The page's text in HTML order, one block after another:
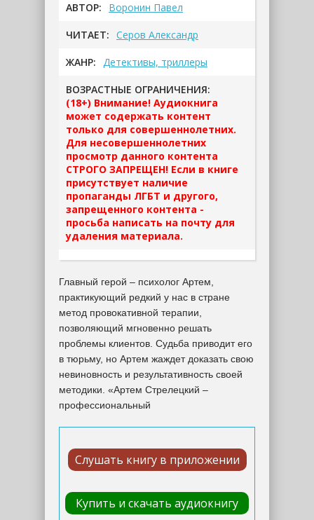
АВТОР: Воронин Павел
ЧИТАЕТ: Серов Александр
ЖАНР: Детективы, триллеры
ВОЗРАСТНЫЕ ОГРАНИЧЕНИЯ:
(18+) Внимание! Аудиокнига
может содержать контент
только для совершеннолетних.
Для несовершеннолетних
просмотр данного контента
СТРОГО ЗАПРЕЩЕН! Если в книге
присутствует наличие
пропаганды ЛГБТ и другого,
запрещенного контента -
просьба написать на почту для
удаления материала.
Главный герой – психолог Артем,
практикующий редкий у нас в стране
метод провокативной терапии,
позволяющий мгновенно решать
проблемы клиентов. Судьба приводит его
в тюрьму, но Артем жаждет доказать свою
невиновность и результативность своей
методики. «Артем Стрелецкий –
профессиональный
Слушать книгу в приложении
Купить и скачать аудиокнигу